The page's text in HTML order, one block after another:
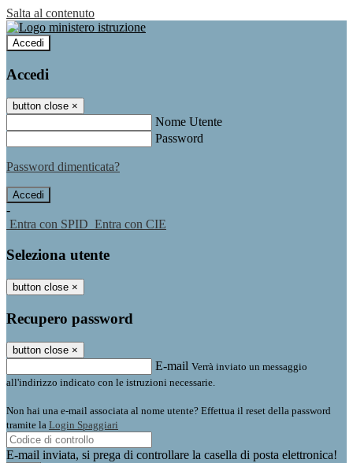
Salta al contenuto
Accedi
Accedi
button close ×
Nome Utente
Password
Password dimenticata?
-
Entra con SPID Entra con CIE
Seleziona utente
button close ×
Recupero password
button close ×
E-mail Verrà inviato un messaggio
all'indirizzo indicato con le istruzioni necessarie.
Non hai una e-mail associata al nome utente? Effettua il reset della password
tramite la Login Spaggiari
E-mail inviata, si prega di controllare la casella di posta elettronica!